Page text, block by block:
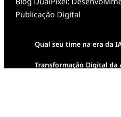
Publicação Digital
Qual seu time na era da
Transformação Digital da